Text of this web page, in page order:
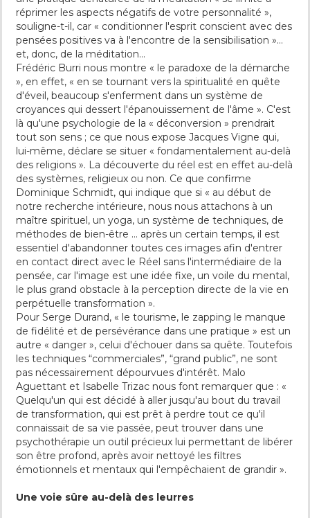
réprimer les aspects négatifs de votre personnalité »,
souligne-t-il, car « conditionner l'esprit conscient avec des
pensées positives va à l'encontre de la sensibilisation »…
et, donc, de la méditation…
Frédéric Burri nous montre « le paradoxe de la démarche
», en effet, « en se tournant vers la spiritualité en quête
d'éveil, beaucoup s'enferment dans un système de
croyances qui dessert l'épanouissement de l'âme ». C'est
là qu'une psychologie de la « déconversion » prendrait
tout son sens ; ce que nous expose Jacques Vigne qui,
lui-même, déclare se situer « fondamentalement au-delà
des religions ». La découverte du réel est en effet au-delà
des systèmes, religieux ou non. Ce que confirme
Dominique Schmidt, qui indique que si « au début de
notre recherche intérieure, nous nous attachons à un
maître spirituel, un yoga, un système de techniques, de
méthodes de bien-être … après un certain temps, il est
essentiel d'abandonner toutes ces images afin d'entrer
en contact direct avec le Réel sans l'intermédiaire de la
pensée, car l'image est une idée fixe, un voile du mental,
le plus grand obstacle à la perception directe de la vie en
perpétuelle transformation ».
Pour Serge Durand, « le tourisme, le zapping le manque
de fidélité et de persévérance dans une pratique » est un
autre « danger », celui d'échouer dans sa quête. Toutefois
les techniques “commerciales”, “grand public”, ne sont
pas nécessairement dépourvues d'intérêt. Malo
Aguettant et Isabelle Trizac nous font remarquer que : «
Quelqu'un qui est décidé à aller jusqu'au bout du travail
de transformation, qui est prêt à perdre tout ce qu'il
connaissait de sa vie passée, peut trouver dans une
psychothérapie un outil précieux lui permettant de libérer
son être profond, après avoir nettoyé les filtres
émotionnels et mentaux qui l'empêchaient de grandir ».
Une voie sûre au-delà des leurres